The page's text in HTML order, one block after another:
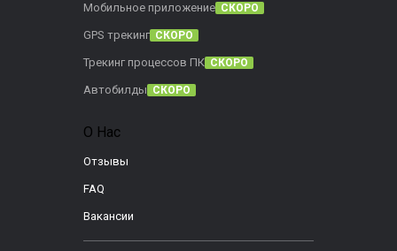
Мобильное приложение СКОРО
GPS трекинг СКОРО
Трекинг процессов ПК СКОРО
Автобилды СКОРО
О Нас
Отзывы
FAQ
Вакансии